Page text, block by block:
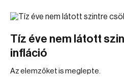
Tíz éve nem látott
infláció
Az elemzőket is meglepte.